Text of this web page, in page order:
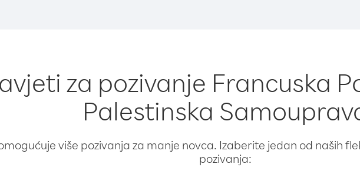
za pozivanje Francuska
Palestinska
više pozivanja za manje novca. Izaberite jedan od naših
pozivanja: